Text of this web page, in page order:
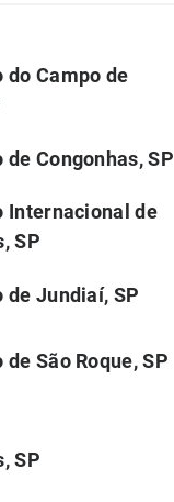
do Campo de
Congonhas, SP
Internacional de
SP
de Jundiaí, SP
São Roque, SP
SP